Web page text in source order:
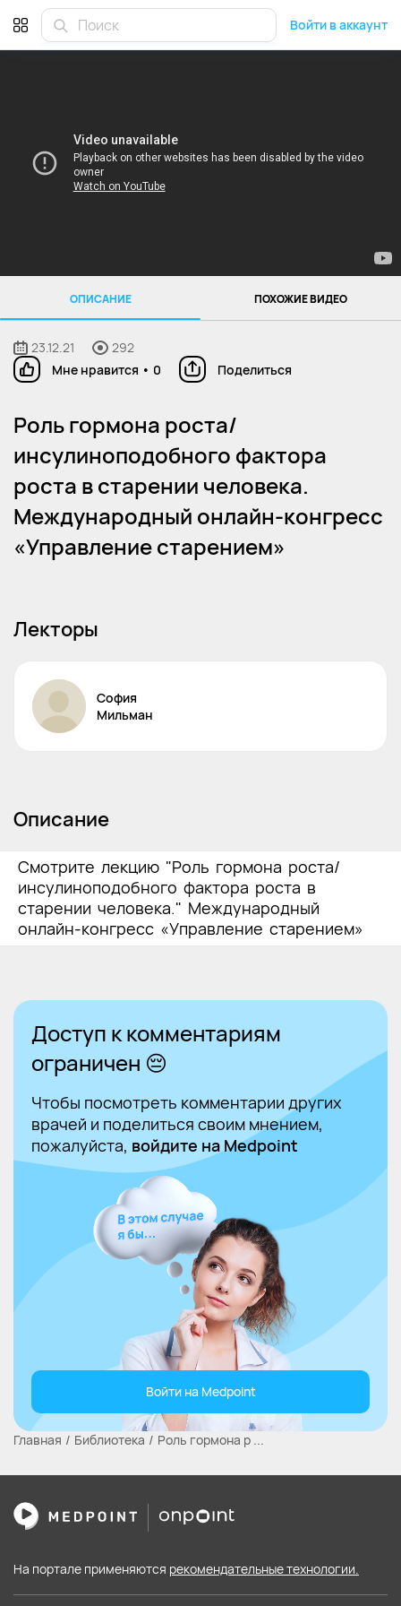
Войти в аккаунт
ОПИСАНИЕ ПОХОЖИЕ ВИДЕО
23.12.21
292
Мне нравится • 0 Поделиться
Роль гормона роста/
инсулиноподобного фактора
роста в старении человека.
Международный онлайн-конгресс
«Управление старением»
Лекторы
София
Мильман
Описание
Смотрите лекцию "Роль гормона роста/
инсулиноподобного фактора роста в
старении человека." Международный
онлайн-конгресс «Управление старением»
Доступ к комментариям
ограничен 😔
Чтобы посмотреть комментарии других
врачей и поделиться своим мнением,
пожалуйста, войдите на Medpoint
Войти на Medpoint
Главная Библиотека Роль гормона р ...
На портале применяются рекомендательные технологии.